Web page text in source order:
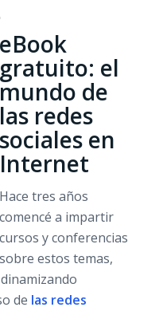
eBook
gratuito: el
mundo de
las redes
sociales en
Internet
Hace tres años
comencé a impartir
cursos y conferencias
sobre estos temas,
de las redes